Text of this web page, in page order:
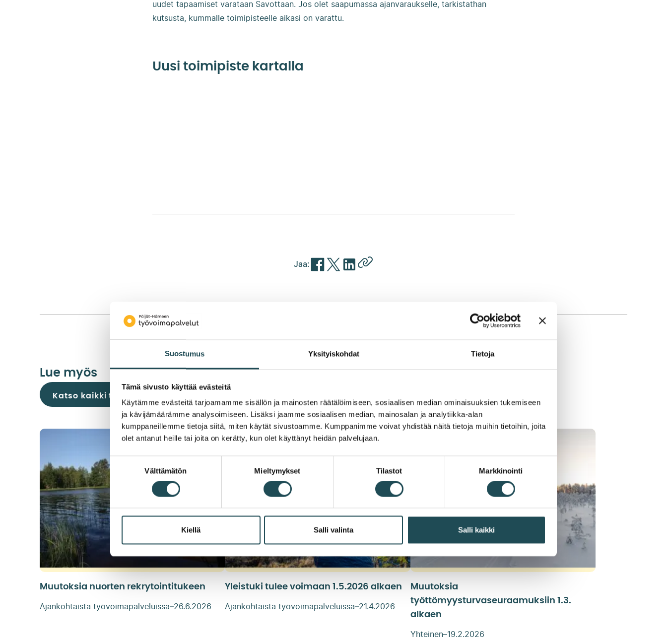
Suostumus Yksityiskohdat Tietoja
Tämä sivusto käyttää evästeitä
Käytämme evästeitä tarjoamamme sisällön ja mainosten räätälöimiseen, sosiaalisen median ominaisuuksien tukemiseen
ja kävijämäärämme analysoimiseen. Lisäksi jaamme sosiaalisen median, mainosalan ja analytiikka-alan
kumppaneillemme tietoja siitä, miten käytät sivustoamme. Kumppanimme voivat yhdistää näitä tietoja muihin tietoihin, joita
olet antanut heille tai joita on kerätty, kun olet käyttänyt heidän palvelujaan.
valinta
Välttämätön Mieltymykset Tilastot Markkinointi
Kiellä Salli valinta Salli kaikki
uudet tapaamiset varataan Savottaan. Jos olet saapumassa ajanvaraukselle, tarkistathan
kutsusta, kummalle toimipisteelle aikasi on varattu.
Uusi toimipiste kartalla
Jaa:
https://hameentyovoimapalvelut.fi/heinolan-
Lue myös
Katso kaikki tapahtumat
Muutoksia nuorten rekrytointitukeen
Ajankohtaista työvoimapalveluissa–26.6.2026
Yleistuki tulee voimaan 1.5.2026 alkaen
Ajankohtaista työvoimapalveluissa–21.4.2026
Muutoksia
työttömyysturvaseuraamuksiin 1.3.
alkaen
Yhteinen–19.2.2026